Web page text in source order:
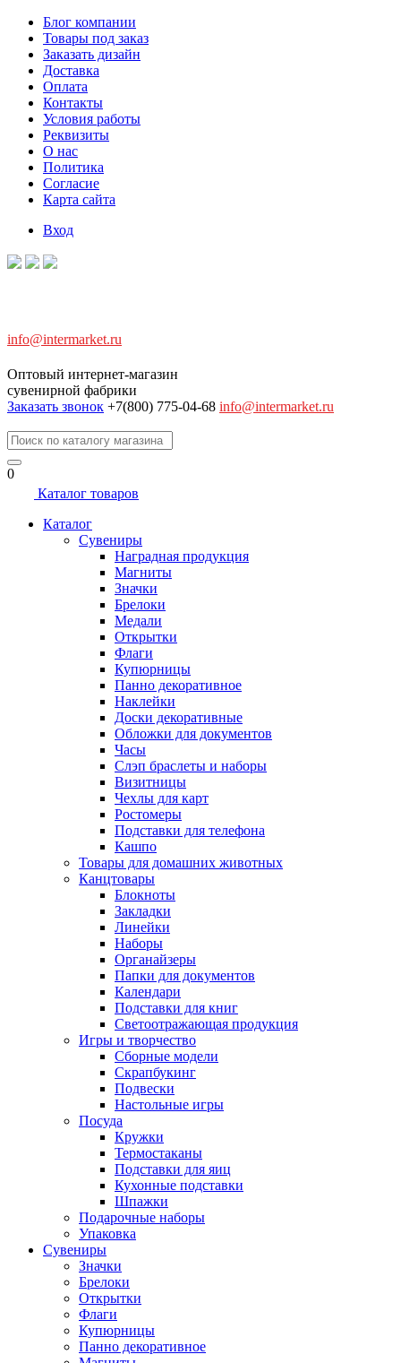
Блог компании
Товары под заказ
Заказать дизайн
Доставка
Оплата
Контакты
Условия работы
Реквизиты
О нас
Политика
Согласие
Карта сайта
Вход
info@intermarket.ru
Оптовый интернет-магазин
сувенирной фабрики
Заказать звонок +7(800) 775-04-68 info@intermarket.ru
0
Каталог товаров
Каталог
Сувениры
Наградная продукция
Магниты
Значки
Брелоки
Медали
Открытки
Флаги
Купюрницы
Панно декоративное
Наклейки
Доски декоративные
Обложки для документов
Часы
Слэп браслеты и наборы
Визитницы
Чехлы для карт
Ростомеры
Подставки для телефона
Кашпо
Товары для домашних животных
Канцтовары
Блокноты
Закладки
Линейки
Наборы
Органайзеры
Папки для документов
Календари
Подставки для книг
Светоотражающая продукция
Игры и творчество
Сборные модели
Скрапбукинг
Подвески
Настольные игры
Посуда
Кружки
Термостаканы
Подставки для яиц
Кухонные подставки
Шпажки
Подарочные наборы
Упаковка
Сувениры
Значки
Брелоки
Открытки
Флаги
Купюрницы
Панно декоративное